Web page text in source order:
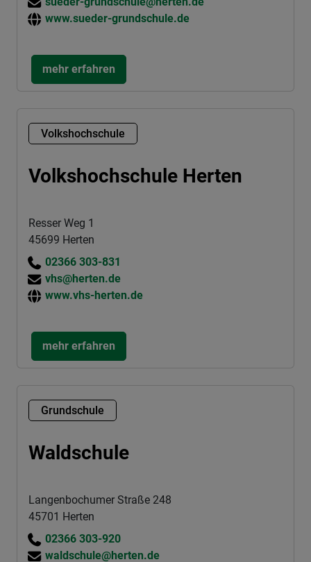
www.sueder-grundschule.de
mehr erfahren
Volkshochschule
Volkshochschule Herten
Resser Weg 1
45699 Herten
02366 303-831
vhs@herten.de
www.vhs-herten.de
mehr erfahren
Grundschule
Waldschule
Langenbochumer Straße 248
45701 Herten
02366 303-920
waldschule@herten.de